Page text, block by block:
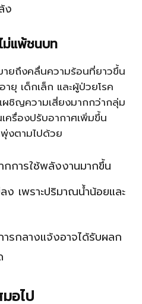
ง
ม่แพ้ชนบท
ยถึงคลื่นความร้อนที่ยาวขึ้น
ยุ เด็กเล็ก และผู้ป่วยโรค
ผชิญความเสี่ยงมากกว่ากลุ่ม
ครื่องปรับอากาศเพิ่มขึ้น
พุ่งตามไปด้วย
กการใช้พลังงานมากขึ้น
เพราะปริมาณน้ำน้อยและ
รกลางแจ้งอาจได้รับผลก
อไป